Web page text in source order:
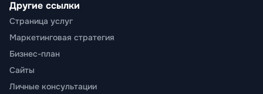
Другие ссылки
Страница услуг
Маркетинговая стратегия
Бизнес-план
Сайты
Личные консультации